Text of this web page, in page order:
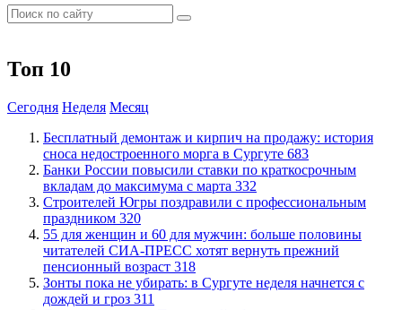
Топ 10
Сегодня Неделя Месяц
​Бесплатный демонтаж и кирпич на продажу: история
сноса недостроенного морга в Сургуте 683
​Банки России повысили ставки по краткосрочным
вкладам до максимума с марта 332
​Строителей Югры поздравили с профессиональным
праздником 320
​55 для женщин и 60 для мужчин: больше половины
читателей СИА-ПРЕСС хотят вернуть прежний
пенсионный возраст 318
​Зонты пока не убирать: в Сургуте неделя начнется с
дождей и гроз 311